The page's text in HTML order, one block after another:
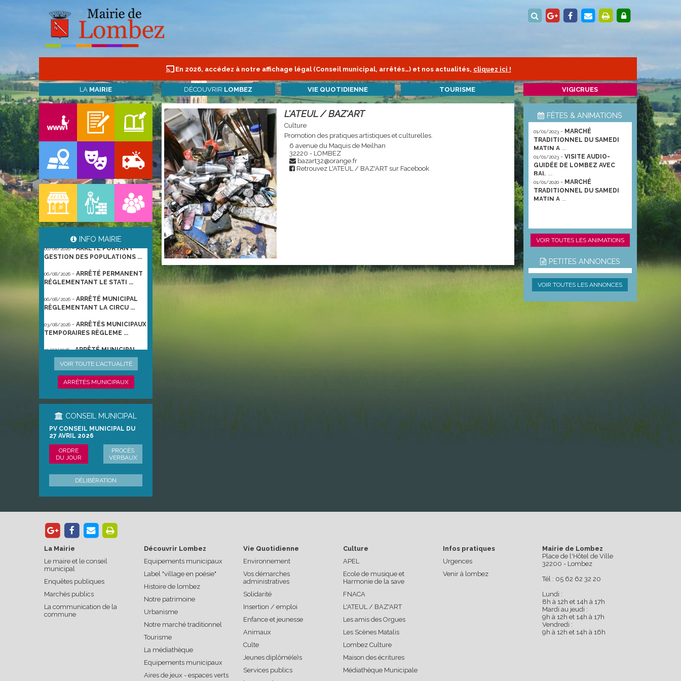
En 2026, accédez à notre affichage légal (Conseil municipal, arrêtés…) et nos actualités, cliquez ici !
LA MAIRIE DÉCOUVRIR LOMBEZ VIE QUOTIDIENNE TOURISME VIGICRUES
INFO MAIRIE
-ARRÊTÉ PORTANT
GESTION DES POPULATIONS ...
RÉGLEMENTANT LE STATI ...
RÈGLEMENTANT LA CIRCU ...
TEMPORAIRES RÈGLEME ...
TEMPORAIRE RÈGLEMENTA ...
22/06/2026- ARRÊTÉ
TEMPO ...
VOIR TOUTE L'ACTUALITÉ
ARRÊTÉS MUNICIPAUX
CONSEIL MUNICIPAL
PV CONSEIL MUNICIPAL DU
27 AVRIL 2026
ORDRE
DU JOUR
PROCÈS
VERBAUX
DÉLIBÉRATION
L'ATEUL / BAZ'ART
Culture
Promotion des pratiques artistiques et culturelles.
6 avenue du Maquis de Meilhan
32220 - LOMBEZ
bazart32@orange.fr
Retrouvez L'ATEUL / BAZ'ART sur Facebook
FÊTES & ANIMATIONS
01/01/2023- MARCHÉ
TRADITIONNEL DU SAMEDI
MATIN A ...
01/01/2023- VISITE AUDIO-
GUIDÉE DE LOMBEZ AVEC
BAL ...
01/01/2020- MARCHÉ
TRADITIONNEL DU SAMEDI
MATIN A ...
VOIR TOUTES LES ANIMATIONS
PETITES ANNONCES
VOIR TOUTES LES ANNONCES
La Mairie
Le maire et le conseil
municipal
Enquêtes publiques
Marchés publics
La communication de la
commune
Découvrir Lombez
Equipements municipaux
Label "village en poésie"
Histoire de lombez
Notre patrimoine
Urbanisme
Notre marché traditionnel
Tourisme
La médiathèque
Equipements municipaux
Aires de jeux - espaces verts
Vie Quotidienne
Environnement
Vos démarches
administratives
Solidarité
Insertion / emploi
Enfance et jeunesse
Animaux
Culte
Jeunes diplômé(e)s
Services publics
Culture
APEL
Ecole de musique et
Harmonie de la save
FNACA
L'ATEUL / BAZ'ART
Les amis des Orgues
Les Scènes Matalis
Lombez Culture
Maison des écritures
Médiathèque Municipale
Infos pratiques
Urgences
Venir à lombez
Mairie de Lombez
Place de l'Hôtel de Ville
32200 - Lombez
Tél : 05 62 62 32 20
Lundi :
8h à 12h et 14h à 17h
Mardi au jeudi :
9h à 12h et 14h à 17h
Vendredi :
9h à 12h et 14h à 16h